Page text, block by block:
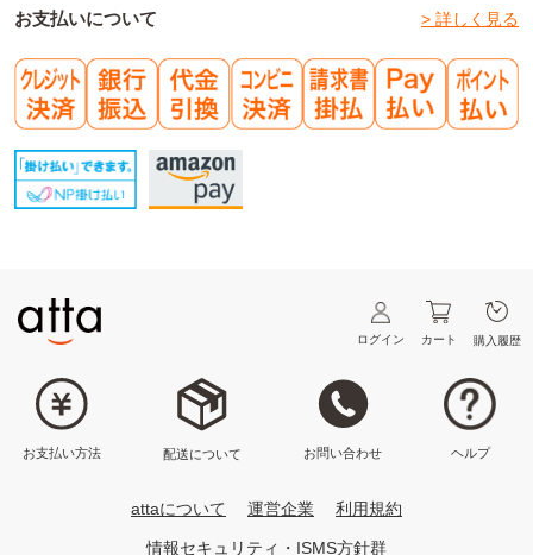
お支払いについて > 詳しく見る
ログイン カート 購入履歴
お支払い方法 配送について お問い合わせ ヘルプ
attaについて 運営企業 利用規約
情報セキュリティ・ISMS方針群